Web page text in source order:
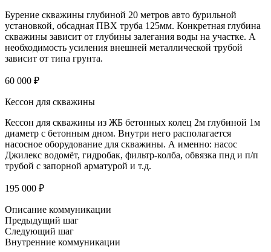
Бурение скважины глубиной 20 метров авто бурильной
установкой, обсадная ПВХ труба 125мм. Конкретная глубина
скважины зависит от глубины залегания воды на участке. А
необходимость усиления внешней металлической трубой
зависит от типа грунта.
60 000 ₽
Кессон для скважины
Кессон для скважины из ЖБ бетонных колец 2м глубиной 1м
диаметр с бетонным дном. Внутри него располагается
насосное оборудование для скважины. А именно: насос
Джилекс водомёт, гидробак, фильтр-колба, обвязка пнд и п/п
трубой с запорной арматурой и т.д.
195 000 ₽
Описание коммуникации
Предыдущий шаг
Следующий шаг
Внутренние коммуникации